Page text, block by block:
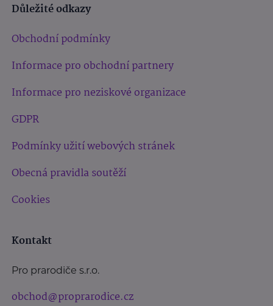
Důležité odkazy
Obchodní podmínky
Informace pro obchodní partnery
Informace pro neziskové organizace
GDPR
Podmínky užití webových stránek
Obecná pravidla soutěží
Cookies
Kontakt
Pro prarodiče s.r.o.
obchod@proprarodice.cz